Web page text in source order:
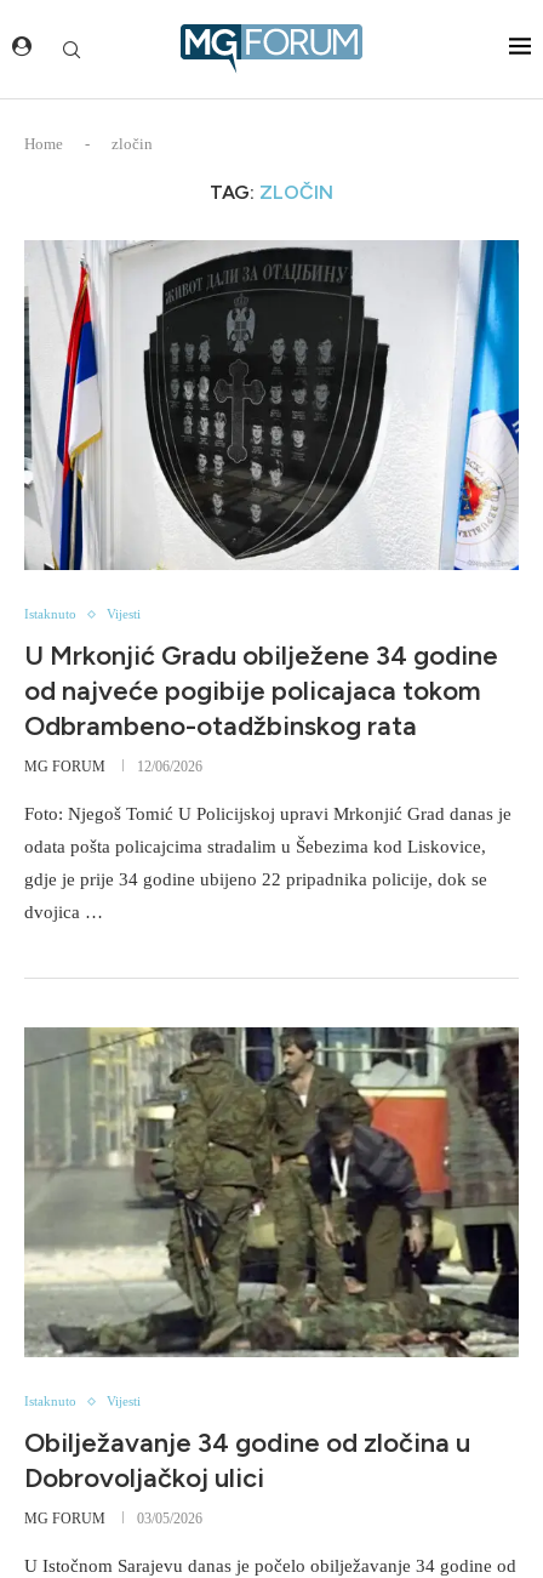
Home - zločin
TAG: ZLOČIN
Istaknuto Vijesti
U Mrkonjić Gradu obilježene 34 godine
od najveće pogibije policajaca tokom
Odbrambeno-otadžbinskog rata
MG FORUM 12/06/2026
Foto: Njegoš Tomić U Policijskoj upravi Mrkonjić Grad danas je
odata pošta policajcima stradalim u Šebezima kod Liskovice,
gdje je prije 34 godine ubijeno 22 pripadnika policije, dok se
dvojica …
Istaknuto Vijesti
Obilježavanje 34 godine od zločina u
Dobrovoljačkoj ulici
MG FORUM 03/05/2026
U Istočnom Sarajevu danas je počelo obilježavanje 34 godine od